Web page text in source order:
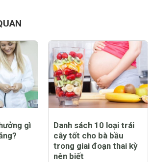
gì
Danh sách 10 loại trái
cây tốt cho bà bầu
trong giai đoạn thai kỳ
nên biết